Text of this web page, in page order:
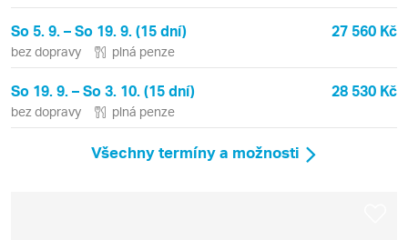
So 5. 9. – So 19. 9. (15 dní) 27 560 Kč
bez dopravy plná penze
So 19. 9. – So 3. 10. (15 dní) 28 530 Kč
bez dopravy plná penze
Všechny termíny a možnosti